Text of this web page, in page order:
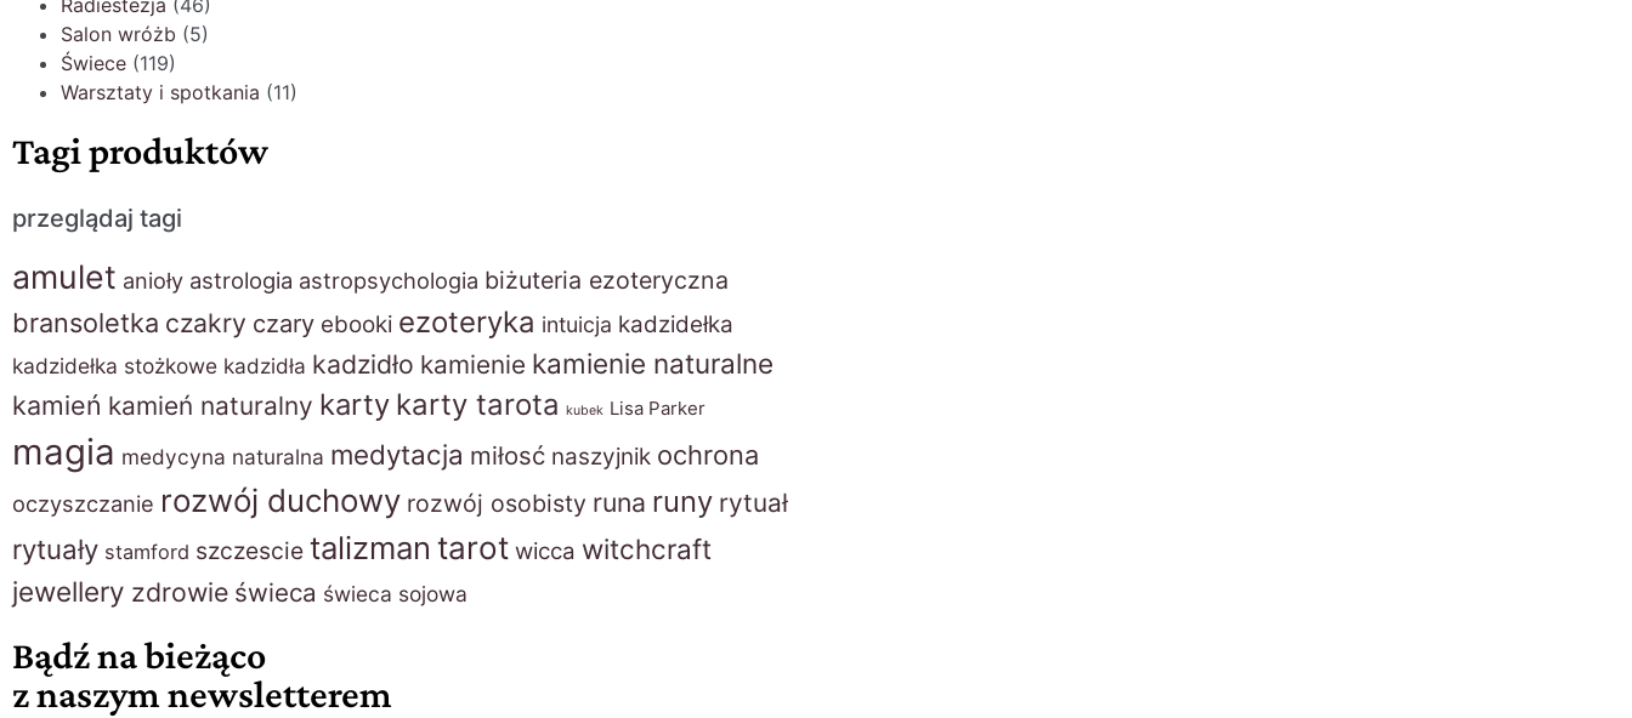
Radiestezja (46)
Salon wróżb (5)
Świece (119)
Warsztaty i spotkania (11)
Tagi produktów
przeglądaj tagi
amulet anioły astrologia astropsychologia biżuteria ezoteryczna
bransoletka czakry czary ebooki ezoteryka intuicja kadzidełka
kadzidełka stożkowe kadzidła kadzidło kamienie kamienie naturalne
kamień kamień naturalny karty karty tarota kubek Lisa Parker
magia medycyna naturalna medytacja miłosć naszyjnik ochrona
oczyszczanie rozwój duchowy rozwój osobisty runa runy rytuał
rytuały stamford szczescie talizman tarot wicca witchcraft
jewellery zdrowie świeca świeca sojowa
Bądź na bieżąco
z naszym newsletterem